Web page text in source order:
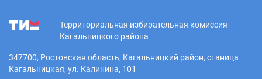
Территориальная избирательная комиссия
Кагальницкого района
347700, Ростовская область, Кагальницкий район, станица
Кагальницкая, ул. Калинина, 101